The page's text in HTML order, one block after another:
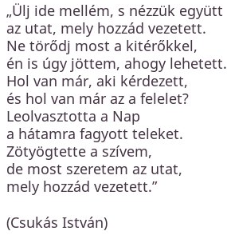
„Ülj ide mellém, s nézzük együtt
az utat, mely hozzád vezetett.
Ne törődj most a kitérőkkel,
én is úgy jöttem, ahogy lehetett.
Hol van már, aki kérdezett,
és hol van már az a felelet?
Leolvasztotta a Nap
a hátamra fagyott teleket.
Zötyögtette a szívem,
de most szeretem az utat,
mely hozzád vezetett.”
(Csukás István)